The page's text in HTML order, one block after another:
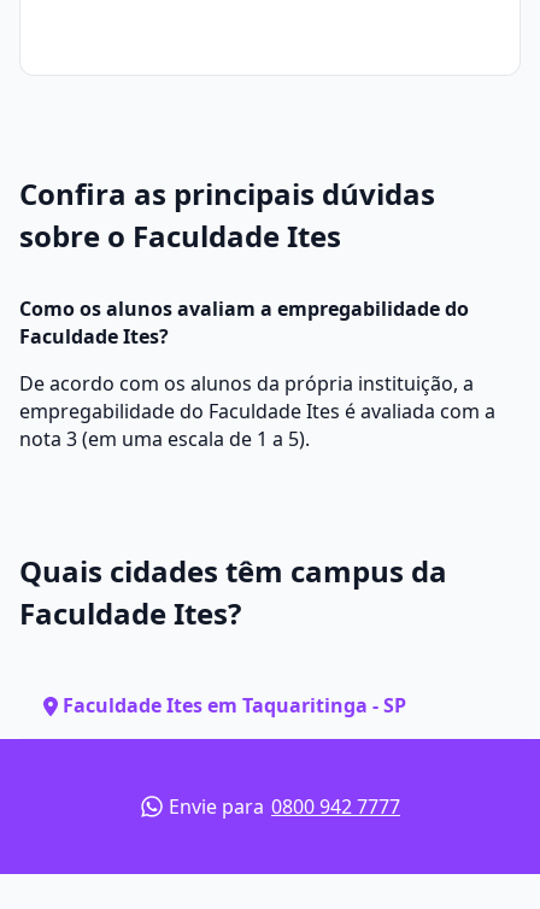
Confira as principais dúvidas
sobre o Faculdade Ites
Como os alunos avaliam a empregabilidade do
Faculdade Ites?
De acordo com os alunos da própria instituição, a
empregabilidade do Faculdade Ites é avaliada com a
nota 3 (em uma escala de 1 a 5).
Quais cidades têm campus da
Faculdade Ites?
Faculdade Ites em Taquaritinga - SP
Envie para 0800 942 7777